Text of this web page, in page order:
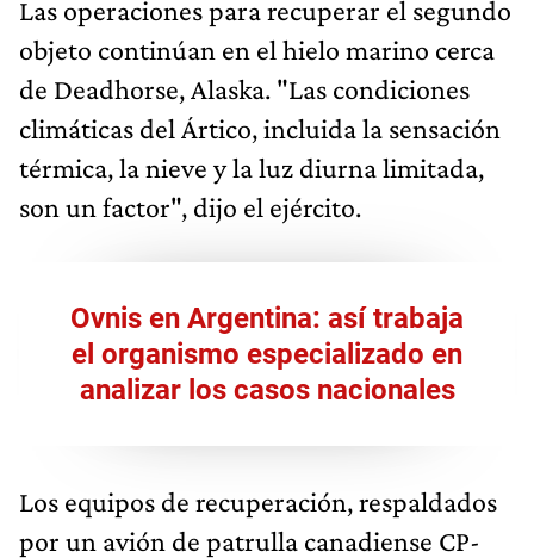
Las operaciones para recuperar el segundo
objeto continúan en el hielo marino cerca
de Deadhorse, Alaska. "Las condiciones
climáticas del Ártico, incluida la sensación
térmica, la nieve y la luz diurna limitada,
son un factor", dijo el ejército.
Ovnis en Argentina: así trabaja
el organismo especializado en
analizar los casos nacionales
Los equipos de recuperación, respaldados
por un avión de patrulla canadiense CP-